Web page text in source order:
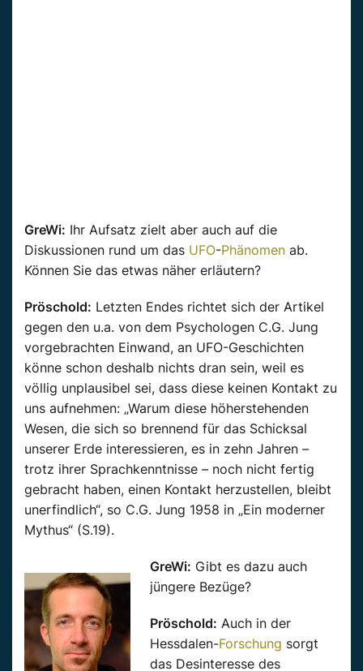
GreWi: Ihr Aufsatz zielt aber auch auf die
Diskussionen rund um das UFO-Phänomen ab.
Können Sie das etwas näher erläutern?
Pröschold: Letzten Endes richtet sich der Artikel
gegen den u.a. von dem Psychologen C.G. Jung
vorgebrachten Einwand, an UFO-Geschichten
könne schon deshalb nichts dran sein, weil es
völlig unplausibel sei, dass diese keinen Kontakt zu
uns aufnehmen: „Warum diese höherstehenden
Wesen, die sich so brennend für das Schicksal
unserer Erde interessieren, es in zehn Jahren –
trotz ihrer Sprachkenntnisse – noch nicht fertig
gebracht haben, einen Kontakt herzustellen, bleibt
unerfindlich“, so C.G. Jung 1958 in „Ein moderner
Mythus“ (S.19).
GreWi: Gibt es dazu auch
jüngere Bezüge?
Pröschold: Auch in der
Hessdalen-Forschung sorgt
das Desinteresse des